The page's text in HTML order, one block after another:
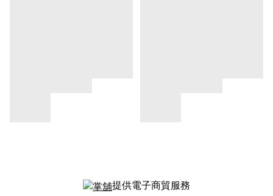
提供電子商貿服務